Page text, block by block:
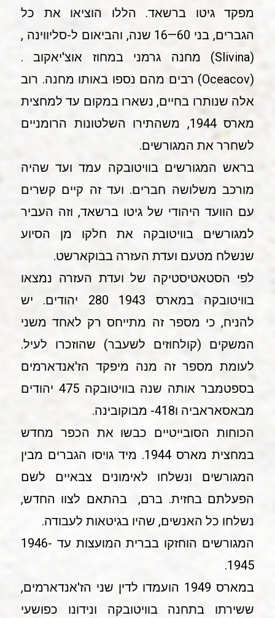
מפקד גיטו ברשאד. הללו הוציאו את כל
הגברים, בני 60—16 שנה, והביאום ל-סליווינה ,
(Slivina) מחנה גרמני במחוז אוצ'יאקוב .
(Oceacov) רבים מהם נספו באותו מחנה. רוב
אלה שנותרו בחיים, נשארו במקום עד למחצית
מארס 1944, משהתירו השלטונות הרומניים
לשחרר את המגורשים.
בראש המגורשים בוויטובקה עמד ועד שהיה
מורכב משלושה חברים. ועד זה קיים קשרים
עם הוועד היהודי של גיטו ברשאד, וזה העביר
למגורשים בוויטובקה את חלקו מן הסיוע
שנשלח מטעם ועדת העזרה בבוקארשט.
לפי הסטאטיסטיקה של ועדת העזרה נמצאו
בוויטובקה במארס 1943 280 יהודים. יש
להניח, כי מספר זה מתייחס רק לאחד משני
המשקים (קולחוזים לשעבר) שהוזכרו לעיל.
לעומת מספר זה מנה מיפקד הז'אנדארמים
בספטמבר אותה שנה בוויטובקה 475 יהודים
מבאסאראביה ו418- מבוקובינה.
הכוחות הסובייטיים כבשו את הכפר מחדש
במחצית מארס 1944. מיד גויסו הגברים מבין
המגורשים ונשלחו לאימונים צבאיים לשם
הפעלתם בחזית. ברם, בהתאם לצוו החדש,
נשלחו כל האנשים, שהיו בגיטאות לעבודה.
המגורשים הוחזקו בברית המועצות עד 1946-
1945.
במארס 1949 הועמדו לדין שני הז'אנדארמים,
ששירתו בתחנה בוויטובקה ונידונו כפושעי